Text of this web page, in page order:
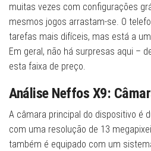
muitas vezes com configurações
mesmos jogos arrastam-se. O
tarefas mais difíceis, mas está a
Em geral, não há surpresas aqui –
esta faixa de preço.
Análise Neffos X9:
A câmara principal do dispositivo é
com uma resolução de 13
também é equipado com um